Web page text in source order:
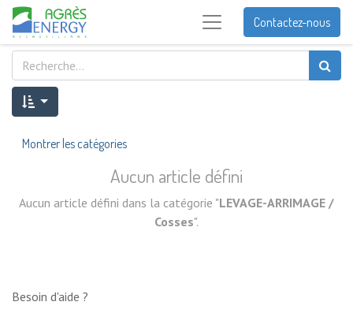
Contactez-nous
Montrer les catégories
Aucun article défini
Aucun article défini dans la catégorie "LEVAGE-ARRIMAGE /
Cosses".
Besoin d'aide ?